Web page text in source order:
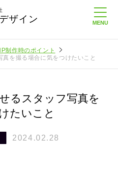
ザイン
制作時のポイント
を撮る場合に気をつけたいこと
るスタッフ写真を
たいこと
2024.02.28